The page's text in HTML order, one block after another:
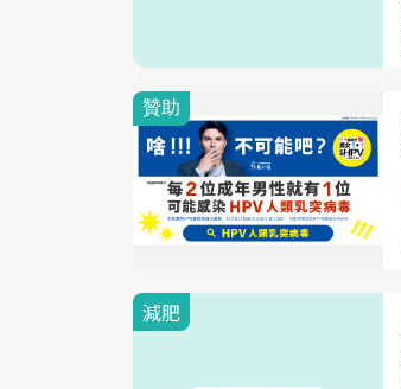
減肥